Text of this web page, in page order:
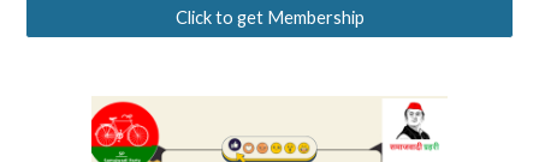
Click to get Membership